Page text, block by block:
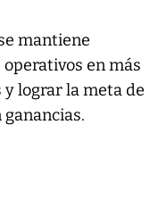
mantiene
en más
lograr la meta de